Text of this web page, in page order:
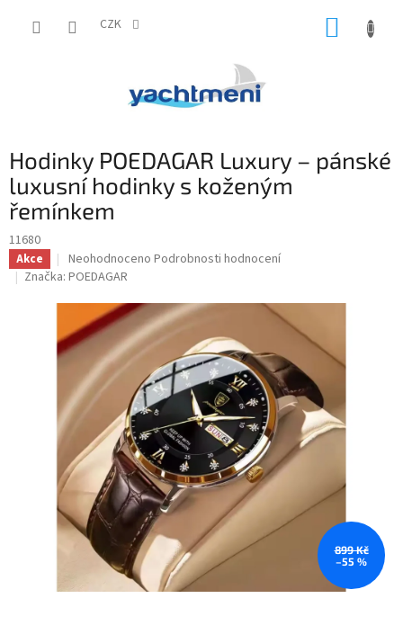
CZK
Hodinky POEDAGAR Luxury – pánské
luxusní hodinky s koženým
řemínkem
11680
Akce
Průměrné
hodnocení
je
0,0
z
hvězdiček.
Neohodnoceno Podrobnosti hodnocení
Značka: POEDAGAR
899 Kč
–55 %